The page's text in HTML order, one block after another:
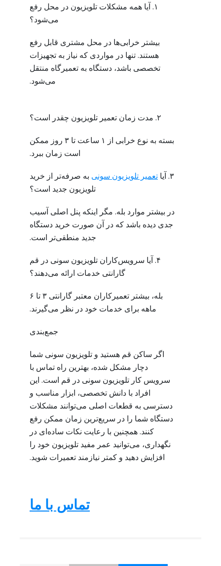
۱. آیا همه مشکلات تلویزیون در محل رفع
می‌شود؟
بیشتر خرابی‌ها در محل مشتری قابل رفع
هستند. تنها در مواردی که نیاز به تجهیزات
تخصصی باشد، دستگاه به تعمیرگاه منتقل
می‌شود.
۲. مدت زمان تعمیر تلویزیون چقدر است؟
بسته به نوع خرابی از ۱ ساعت تا ۳ روز ممکن
است زمان ببرد.
۳. آیا تعمیر تلویزیون سونی به صرفه‌تر از خرید
تلویزیون جدید است؟
در بیشتر موارد بله. مگر اینکه پنل اصلی آسیب
جدی دیده باشد که در آن صورت خرید دستگاه
جدید منطقی‌تر است.
۴. آیا سرویس‌کاران تلویزیون سونی در قم
گارانتی خدمات ارائه می‌دهند؟
بله، بیشتر تعمیرکاران معتبر گارانتی ۳ تا ۶
ماهه برای خدمات خود در نظر می‌گیرند.
جمع‌بندی
اگر ساکن قم هستید و تلویزیون سونی شما
دچار مشکل شده، بهترین راه تماس با
سرویس کار تلویزیون سونی در قم است. این
افراد با دانش تخصصی، ابزار مناسب و
دسترسی به قطعات اصلی می‌توانند مشکلات
دستگاه شما را در سریع‌ترین زمان ممکن رفع
کنند. همچنین با رعایت نکات ساده‌ای در
نگهداری، می‌توانید عمر مفید تلویزیون خود را
افزایش دهید و کمتر نیازمند تعمیرات شوید.
تماس با ما